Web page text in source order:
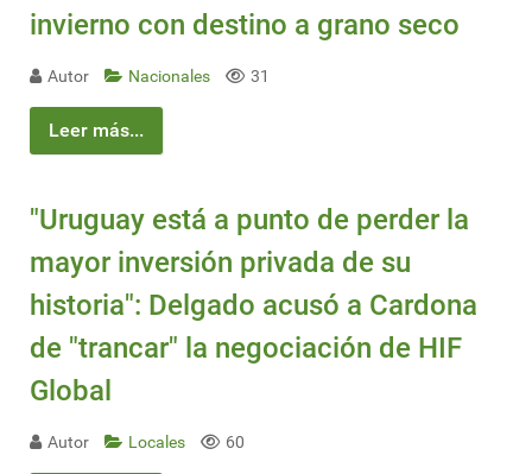
invierno con destino a grano seco
Autor Nacionales 31
Leer más...
"Uruguay está a punto de perder la
mayor inversión privada de su
historia": Delgado acusó a Cardona
de "trancar" la negociación de HIF
Global
Autor Locales 60